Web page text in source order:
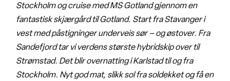
Stockholm og cruise med MS Gotland gjennom en
fantastisk skjærgård til Gotland. Start fra Stavanger i
vest med påstigninger underveis sør – og østover. Fra
Sandefjord tar vi verdens største hybridskip over til
Strømstad. Det blir overnatting i Karlstad til og fra
Stockholm. Nyt god mat, slikk sol fra soldekket og få en